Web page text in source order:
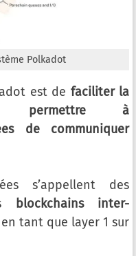
Polkadot
est de faciliter la
permettre à
de communiquer
s’appellent des
blockchains inter-
tant que layer 1 sur